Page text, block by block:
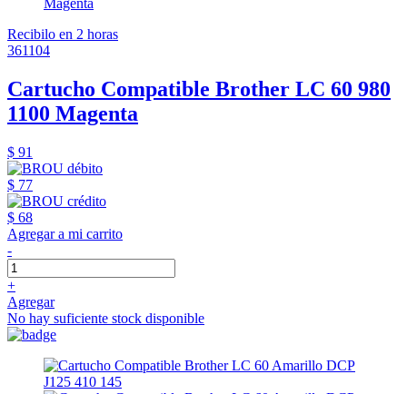
Recibilo en 2 horas
361104
Cartucho Compatible Brother LC 60 980
1100 Magenta
$ 91
$ 77
$ 68
Agregar a mi carrito
-
+
Agregar
No hay suficiente stock disponible